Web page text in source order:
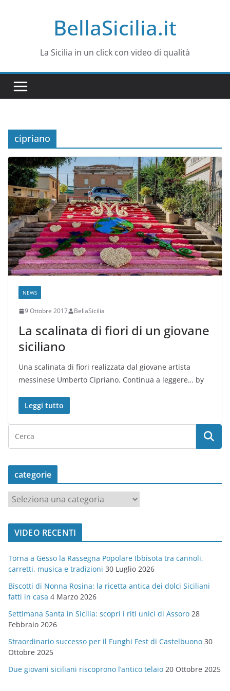
BellaSicilia.it
La Sicilia in un click con video di qualità
cipriano
NEWS
9 Ottobre 2017 BellaSicilia
La scalinata di fiori di un giovane
siciliano
Una scalinata di fiori realizzata dal giovane artista
messinese Umberto Cipriano. Continua a leggere… by
Leggi tutto
categorie
t
o
r
i
e
VIDEO RECENTI
Torna a Gesso la Rassegna Popolare Ibbisota tra cannoli,
carretti, musica e tradizioni 30 Luglio 2026
Biscotti di Nonna Rosina: la ricetta antica dei dolci Siciliani
fatti in casa 4 Marzo 2026
Settimana Santa in Sicilia: scopri i riti unici di Assoro 28
Febbraio 2026
Straordinario successo per il Funghi Fest di Castelbuono 30
Ottobre 2025
Due giovani siciliani riscoprono l’antico telaio 20 Ottobre 2025